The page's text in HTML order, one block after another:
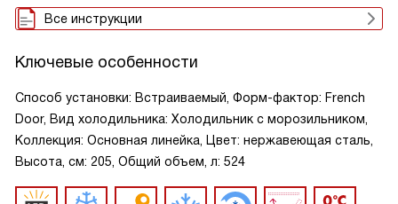
Все инструкции
Ключевые особенности
Способ установки: Встраиваемый, Форм-фактор: French
Door, Вид холодильника: Холодильник с морозильником,
Коллекция: Основная линейка, Цвет: нержавеющая сталь,
Высота, см: 205, Общий объем, л: 524